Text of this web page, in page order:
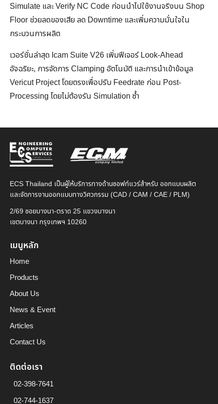
Simulate และ Verify NC Code ก่อนนำไปใช้งานจริงบน Shop
Floor ช่วยลดของเสีย ลด Downtime และเพิ่มความมั่นใจใน
กระบวนการผลิต
เวอร์ชั่นล่าสุด Icam Suite V26 เพิ่มฟีเจอร์ Look-Ahead
อัจฉริยะ, การจัดการ Clamping อัตโนมัติ และการนำเข้าข้อมูล
Vericut Project โดยตรงเพื่อปรับ Feedrate ก่อน Post-
Processing โดยไม่ต้องรัน Simulation ซ้ำ
ECS Thailand เป็นผู้ให้บริการทางด้านซอฟท์แวร์สำหรับ ออกแบบผลิต
และจัดการงานออกแบบทางวิศวกรรม (CAD / CAM / CAE / PLM)
2/69 ซอยบางนา-ตราด 25 แขวงบางนา
เขตบางนา กรุงเทพฯ 10260
เมนูหลัก
Home
Products
About Us
News & Event
Articles
Contact Us
ติดต่อเรา
02-398-7641
02-744-1637